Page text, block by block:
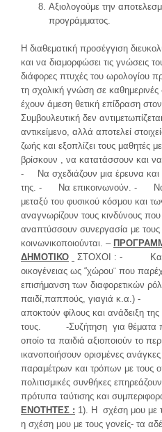
Αξιολογούμε την
προγράμματος.
Η διαθεματική προσέγγιση
και να διαμορφώσει τις γνώσεις
διάφορες πτυχές του ωρολογίου
τη σχολική γνώση σε καθημερινές
έχουν άμεση θετική επίδραση
Συμβουλευτική δεν
αντικείμενο, αλλά αποτελεί
ζωής και εξοπλίζει τους
βρίσκουν , να κατατάσσουν και να
- Να σχεδιάζουν μια έρευνα και
της. - Να επικοινωνούν. - Να
μεταξύ του φυσικού κόσμου
αναγνωρίζουν τους
αναπτύσσουν συνεργασία με
κοινωνικοποιούνται. –
ΔΗΜΟΤΙΚΟ
ΣΤΟΧΟΙ : -
οικογένειας ως “χώρου¨ που
επισήμανση των διαφορετικών
παιδί,παππούς, γιαγιά κ.α.) -
αποκτούν φίλους και ανάδειξη
τους. -Συζήτηση για θέματα
οποίο τα παιδιά αξιοποιούν το
ικανοποιήσουν ορισμένες
παραμέτρων και τρόπων με τους
πολιτισμικές συνθήκες
πρότυπα ταύτισης και
ΕΝΟΤΗΤΕΣ : 1). Η σχέση μου με
η σχέση μου με τους γονείς- τα